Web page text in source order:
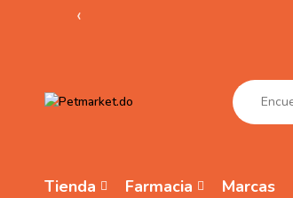
‹
Tienda Farmacia Marcas